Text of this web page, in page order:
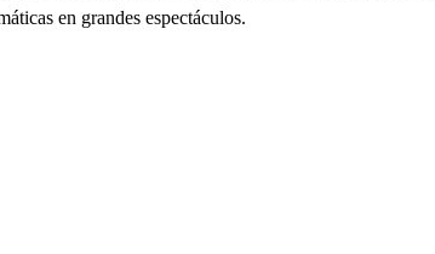
en grandes espectáculos.